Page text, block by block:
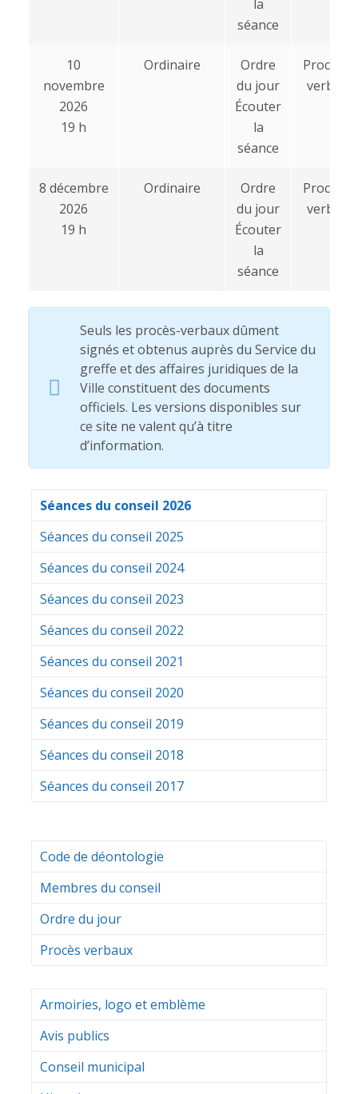
la
séance
10
novembre
2026
19 h
Ordinaire
Ordre
du jour
Écouter
la
séance
Procès-
verbal
8 décembre
2026
19 h
Ordinaire
Ordre
du jour
Écouter
la
séance
Procès-
verbal
Seuls les procès-verbaux dûment
signés et obtenus auprès du Service du
greffe et des affaires juridiques de la
Ville constituent des documents
officiels. Les versions disponibles sur
ce site ne valent qu’à titre
d’information.
Séances du conseil 2026
Séances du conseil 2025
Séances du conseil 2024
Séances du conseil 2023
Séances du conseil 2022
Séances du conseil 2021
Séances du conseil 2020
Séances du conseil 2019
Séances du conseil 2018
Séances du conseil 2017
Code de déontologie
Membres du conseil
Ordre du jour
Procès verbaux
Armoiries, logo et emblème
Avis publics
Conseil municipal